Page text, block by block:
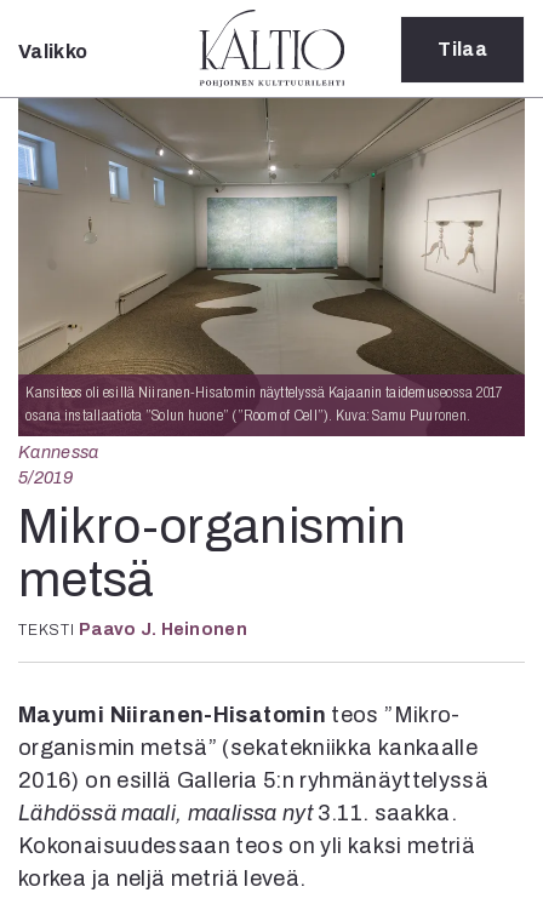
Sulje
Kategoriat
Verkkoartikkeli
Teatteri
Tanssi
Tanssi
Sarjakuva
Sámegillii
Pääkirjoitus
Paperilehdestä
Oulu2026
Näyttelyt
Kuvataide
Arkisto
Lehdet
4/2026
2–3/2026
1/2026
6/2025
5/2025 saame
5/2025
Valikko Tilaa
Kansiteos oli esillä Niiranen-Hisatomin näyttelyssä Kajaanin taidemuseossa 2017
osana installaatiota ”Solun huone” (”Room of Cell”). Kuva: Samu Puuronen.
Kannessa
5/2019
Mikro-organismin
metsä
TEKSTI Paavo J. Heinonen
Mayumi Niiranen-Hisatomin teos ”Mikro-
organismin metsä” (sekatekniikka kankaalle
2016) on esillä Galleria 5:n ryhmänäyttelyssä
Lähdössä maali, maalissa nyt3.11. saakka.
Kokonaisuudessaan teos on yli kaksi metriä
korkea ja neljä metriä leveä.